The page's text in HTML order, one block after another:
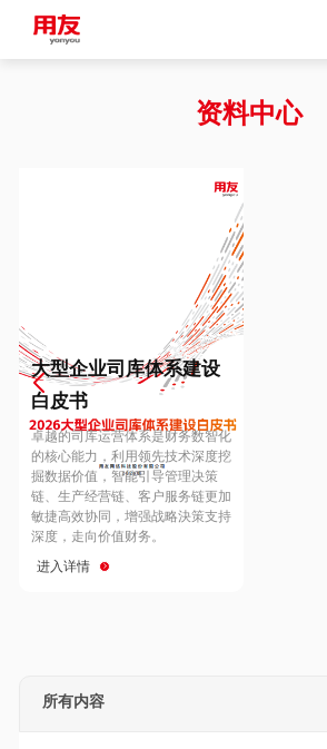
Vietnam
Europe
Hungary
Hong Kong
资料中心
大型企业司库体系建设
白皮书
卓越的司库运营体系是财务数智化
的核心能力，利用领先技术深度挖
掘数据价值，智能引导管理决策
链、生产经营链、客户服务链更加
敏捷高效协同，增强战略決策支持
深度，走向价值财务。
进入详情
所有内容